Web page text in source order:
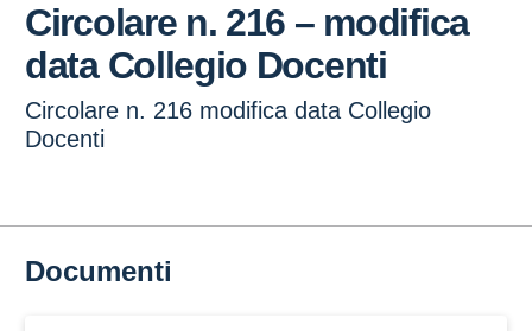
Circolare n. 216 – modifica
data Collegio Docenti
Circolare n. 216 modifica data Collegio
Docenti
Documenti